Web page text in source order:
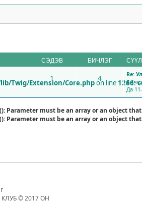
СЭДЭВ БИЧЛЭГ
Twig/Extension/Core.phpon line 1266:
1 4
Re:
Да
Parameter must be an array or an object
Parameter must be an array or an object
© 2017 ОН